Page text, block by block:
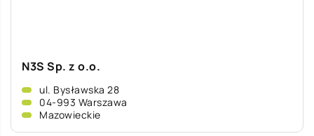
N3S Sp. z o.o.
ul. Bysławska 28
04-993 Warszawa
Mazowieckie